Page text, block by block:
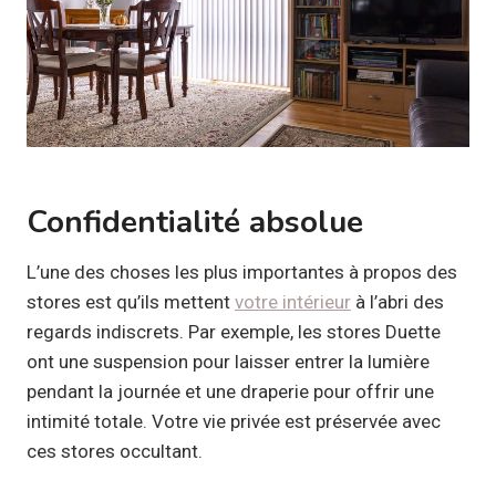
Confidentialité absolue
L’une des choses les plus importantes à propos des
stores est qu’ils mettent votre intérieur à l’abri des
regards indiscrets. Par exemple, les stores Duette
ont une suspension pour laisser entrer la lumière
pendant la journée et une draperie pour offrir une
intimité totale. Votre vie privée est préservée avec
ces stores occultant.